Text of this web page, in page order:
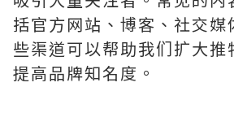
括官方网站、博客、社交媒
些渠道可以帮助我们扩大推
提高品牌知名度。